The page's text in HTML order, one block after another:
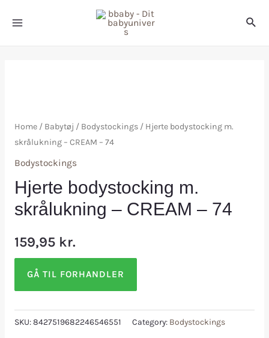
Home/ Babytøj / Bodystockings/ Hjerte bodystocking m.
skrålukning – CREAM – 74
Bodystockings
Hjerte bodystocking m.
skrålukning – CREAM – 74
159,95 kr.
GÅ TIL FORHANDLER
SKU:8427519682246546551 Category: Bodystockings